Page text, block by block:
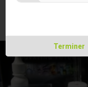
Terminer